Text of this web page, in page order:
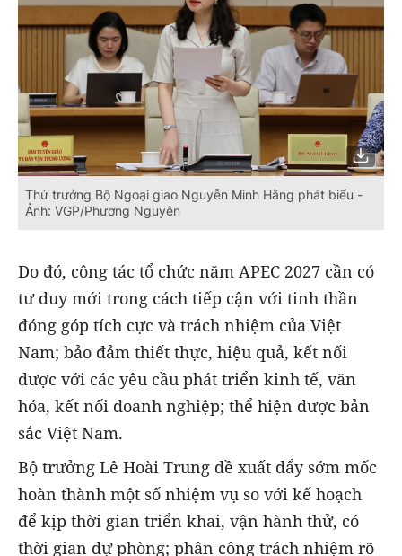
Thứ trưởng Bộ Ngoại giao Nguyễn Minh Hằng phát biểu -
Ảnh: VGP/Phương Nguyên
Do đó, công tác tổ chức năm APEC 2027 cần có
tư duy mới trong cách tiếp cận với tinh thần
đóng góp tích cực và trách nhiệm của Việt
Nam; bảo đảm thiết thực, hiệu quả, kết nối
được với các yêu cầu phát triển kinh tế, văn
hóa, kết nối doanh nghiệp; thể hiện được bản
sắc Việt Nam.
Bộ trưởng Lê Hoài Trung đề xuất đẩy sớm mốc
hoàn thành một số nhiệm vụ so với kế hoạch
để kịp thời gian triển khai, vận hành thử, có
thời gian dự phòng; phân công trách nhiệm rõ